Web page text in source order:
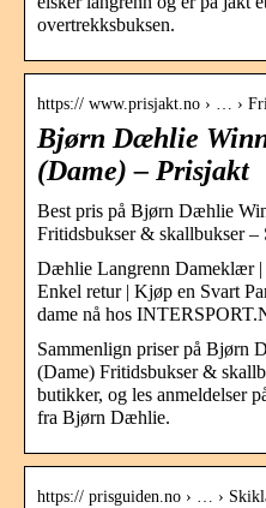
overtrekksbuksen.
https:// www.prisjakt.no › … ›
Bjørn Dæhlie
(Dame) – Prisjakt
Best pris på Bjørn Dæhlie
Fritidsbukser & skallbukser –
Dæhlie Langrenn Dameklær
Enkel retur | Kjøp en Svart
dame nå hos
Sammenlign priser på Bjørn
(Dame) Fritidsbukser &
butikker, og les anmeldelser
fra Bjørn Dæhlie.
https:// prisguiden.no › … ›